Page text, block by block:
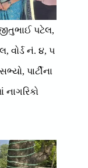
પટેલ,
વોર્ડ નં. ૪, ૫
પાર્ટીના
નાગરિકો